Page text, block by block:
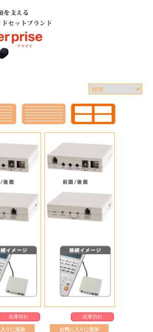
在庫切れ 在庫切れ